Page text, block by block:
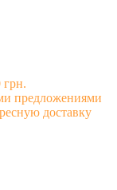
грн.
предложениями
доставку